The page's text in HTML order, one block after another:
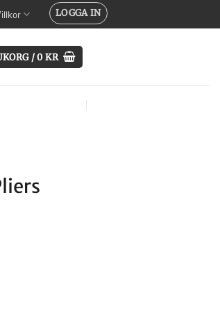
LOGGA IN
/0KR